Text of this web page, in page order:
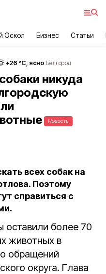
Оскол Бизнес Статьи
+26 °С, ясно Белгород
никуда
Новость
всех собак на
Поэтому
справиться с
более 70
животных в
обращений
округа. Глава